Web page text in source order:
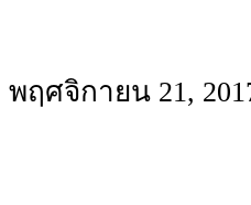
พฤศจิกายน 21,